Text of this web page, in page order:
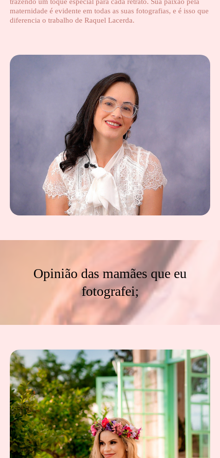
maternidade é evidente em todas as suas fotografias, e é isso que
diferencia o trabalho de Raquel Lacerda.
Opinião das mamães que eu
fotografei;